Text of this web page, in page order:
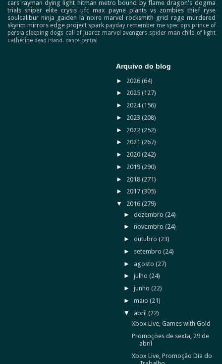
cars rayman dying light hitman metro bound by flame dragon's dogma
trials sniper elite crysis ufc max payne plants vs zombies thief ryse
soulcalibur ninja gaiden la noire marvel rocksmith grid rage murdered
skyrim mirrors edge project spark payday remember me spec ops prince of
persia sleeping dogs call of Juarez marvel avengers spider man child of light
catherine dead island. dance central
Arquivo do blog
► 2026 (64)
► 2025 (127)
► 2024(156)
► 2023 (208)
► 2022 (252)
► 2021 (267)
► 2020 (242)
► 2019 (290)
► 2018 (271)
► 2017 (305)
▼ 2016 (279)
►dezembro(24)
►novembro(24)
►outubro(23)
► setembro(24)
► agosto(27)
►julho(24)
►junho(22)
►maio(21)
▼ abril(22)
Xbox Live, Games with Gold
Promoções de sexta, 29 de
abril
Xbox Live, Promoção Dia do